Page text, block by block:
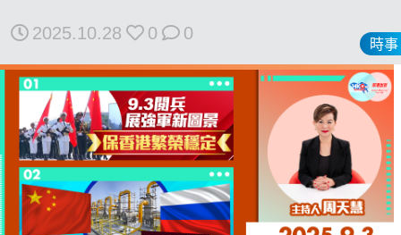
私
隱
政
策
及
免
時事
2025.10.28 0 0